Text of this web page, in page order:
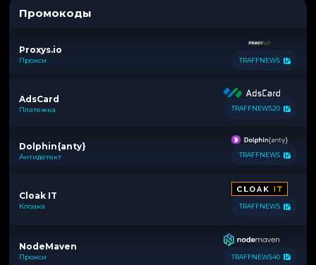
Промокоды
Proxys.io
Прокси TRAFFNEWS
AdsCard
Платежка TRAFFNEWS20
Dolphin{anty}
Антидетект TRAFFNEWS
Cloak IT
Клоака TRAFFNEWS
NodeMaven
Прокси TRAFFNEWS40